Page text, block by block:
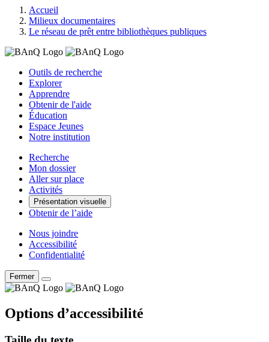
Accueil
Milieux documentaires
Le réseau de prêt entre bibliothèques publiques
Outils de recherche
Explorer
Apprendre
Obtenir de l'aide
Éducation
Espace Jeunes
Notre institution
Recherche
Mon dossier
Aller sur place
Activités
Présentation visuelle
Obtenir de l’aide
Nous joindre
Accessibilité
Confidentialité
Fermer
Options d’accessibilité